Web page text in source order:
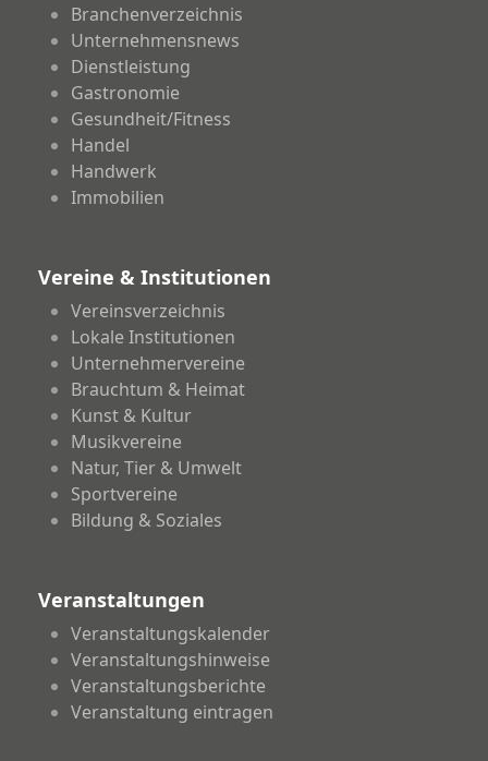
Branchenverzeichnis
Unternehmensnews
Dienstleistung
Gastronomie
Gesundheit/Fitness
Handel
Handwerk
Immobilien
Vereine & Institutionen
Vereinsverzeichnis
Lokale Institutionen
Unternehmervereine
Brauchtum & Heimat
Kunst & Kultur
Musikvereine
Natur, Tier & Umwelt
Sportvereine
Bildung & Soziales
Veranstaltungen
Veranstaltungskalender
Veranstaltungshinweise
Veranstaltungsberichte
Veranstaltung eintragen